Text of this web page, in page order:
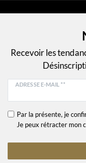
Recevoir les
ADRESSE E-MAIL **
Par la présente, je
Je peux rétracter mon